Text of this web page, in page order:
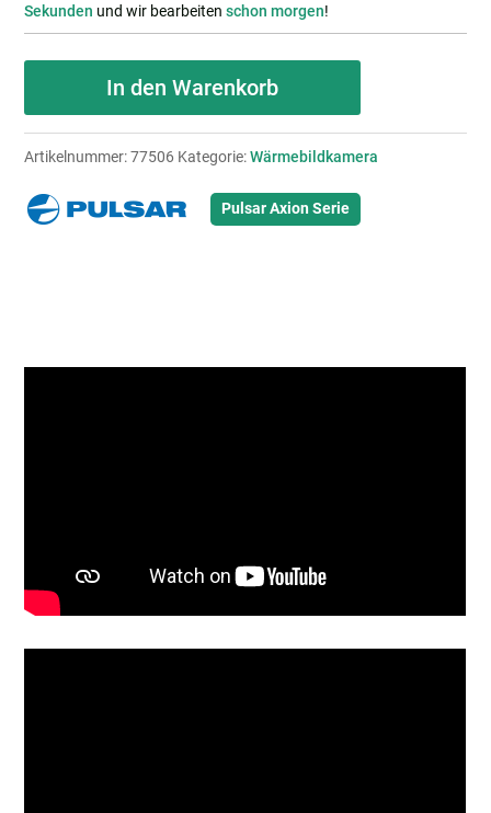
Sekunden und wir bearbeitenschon morgen!
Axion
XQ30
Menge
In den Warenkorb
Artikelnummer:77506 Kategorie:Wärmebildkamera
Pulsar Axion Serie